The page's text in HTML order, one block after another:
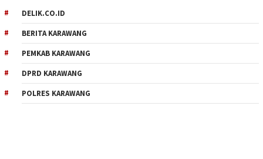
DELIK.CO.ID
BERITA KARAWANG
PEMKAB KARAWANG
DPRD KARAWANG
POLRES KARAWANG